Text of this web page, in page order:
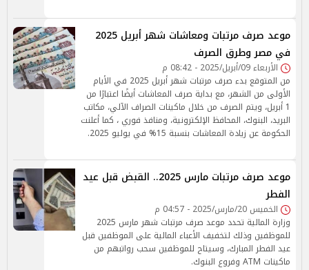
موعد صرف مرتبات ومعاشات شهر أبريل 2025
في مصر وطرق الصرف
الأربعاء 09/أبريل/2025 - 08:42 م
من المتوقع بدء صرف مرتبات شهر أبريل 2025 في الأيام
الأولى من الشهر، مع بداية صرف المعاشات أيضًا اعتبارًا من
1 أبريل، ويتم الصرف من خلال ماكينات الصراف الآلي، مكاتب
البريد، البنوك، المحافظ الإلكترونية، ومنافذ فوري ، كما أعلنت
الحكومة عن زيادة المعاشات بنسبة 15% في يوليو 2025.
موعد صرف مرتبات مارس 2025.. القبض قبل عيد
الفطر
الخميس 20/مارس/2025 - 04:57 م
وزارة المالية تحدد موعد صرف مرتبات شهر مارس 2025
للموظفين وذلك لتخفيف الأعباء المالية على الموظفين قبل
عيد الفطر المبارك، وسيتاح للموظفين سحب رواتبهم من
ماكينات ATM وفروع البنوك.